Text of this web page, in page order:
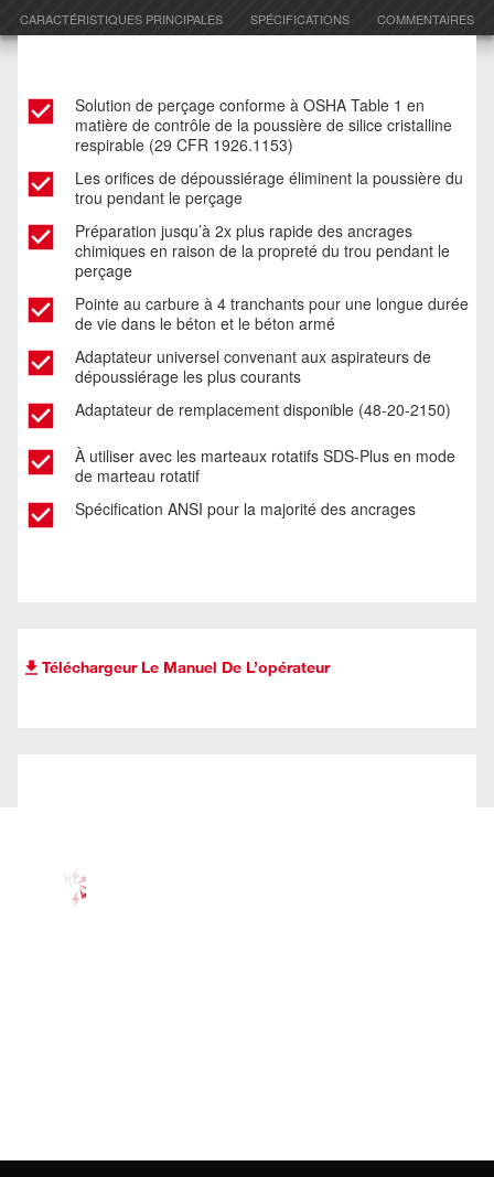
CARACTÉRISTIQUES PRINCIPALES SPÉCIFICATIONS COMMENTAIRES
Solution de perçage conforme à OSHA Table 1 en
matière de contrôle de la poussière de silice cristalline
respirable (29 CFR 1926.1153)
Les orifices de dépoussiérage éliminent la poussière du
trou pendant le perçage
Préparation jusqu’à 2x plus rapide des ancrages
chimiques en raison de la propreté du trou pendant le
perçage
Pointe au carbure à 4 tranchants pour une longue durée
de vie dans le béton et le béton armé
Adaptateur universel convenant aux aspirateurs de
dépoussiérage les plus courants
Adaptateur de remplacement disponible (48-20-2150)
À utiliser avec les marteaux rotatifs SDS-Plus en mode
de marteau rotatif
Spécification ANSI pour la majorité des ancrages
Téléchargeur Le Manuel De L’opérateur